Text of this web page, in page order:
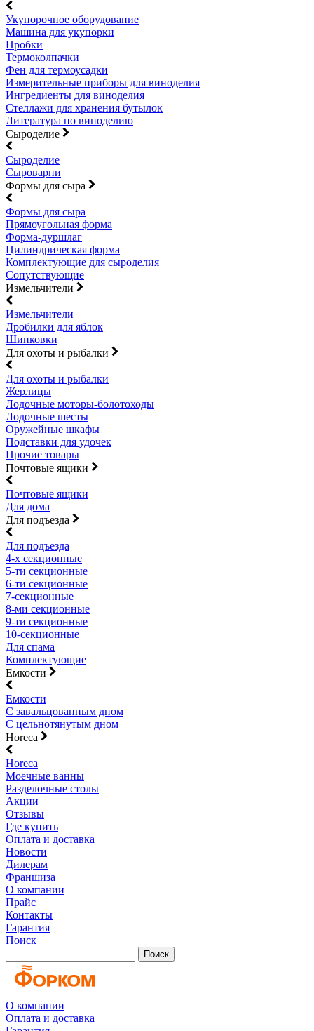
Укупорочное оборудование
Машина для укупорки
Пробки
Термоколпачки
Фен для термоусадки
Измерительные приборы для виноделия
Ингредиенты для виноделия
Стеллажи для хранения бутылок
Литература по виноделию
Сыроделие
Сыроделие
Сыроварни
Формы для сыра
Формы для сыра
Прямоугольная форма
Форма-дуршлаг
Цилиндрическая форма
Комплектующие для сыроделия
Сопутствующие
Измельчители
Измельчители
Дробилки для яблок
Шинковки
Для охоты и рыбалки
Для охоты и рыбалки
Жерлицы
Лодочные моторы-болотоходы
Лодочные шесты
Оружейные шкафы
Подставки для удочек
Прочие товары
Почтовые ящики
Почтовые ящики
Для дома
Для подъезда
Для подъезда
4-х секционные
5-ти секционные
6-ти секционные
7-секционные
8-ми секционные
9-ти секционные
10-секционные
Для спама
Комплектующие
Емкости
Емкости
С завальцованным дном
С цельнотянутым дном
Horeca
Horeca
Моечные ванны
Разделочные столы
Акции
Отзывы
Где купить
Оплата и доставка
Новости
Дилерам
Франшиза
О компании
Прайс
Контакты
Гарантия
Поиск
Поиск
О компании
Оплата и доставка